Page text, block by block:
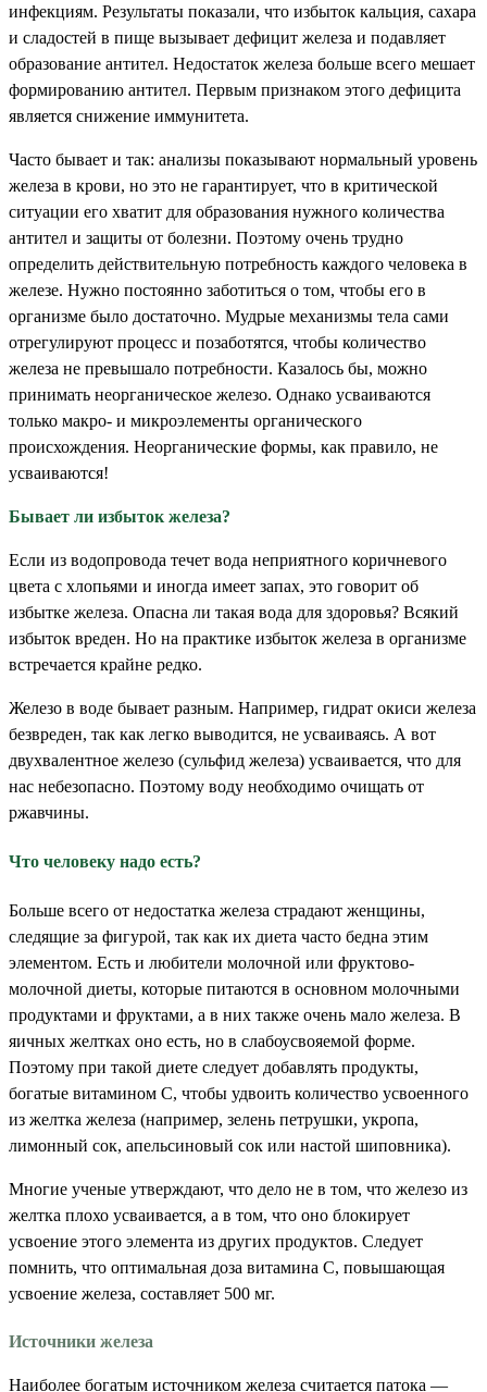
инфекциям. Результаты показали, что избыток кальция, сахара
и сладостей в пище вызывает дефицит железа и подавляет
образование антител. Недостаток железа больше всего мешает
формированию антител. Первым признаком этого дефицита
является снижение иммунитета.
Часто бывает и так: анализы показывают нормальный уровень
железа в крови, но это не гарантирует, что в критической
ситуации его хватит для образования нужного количества
антител и защиты от болезни. Поэтому очень трудно
определить действительную потребность каждого человека в
железе. Нужно постоянно заботиться о том, чтобы его в
организме было достаточно. Мудрые механизмы тела сами
отрегулируют процесс и позаботятся, чтобы количество
железа не превышало потребности. Казалось бы, можно
принимать неорганическое железо. Однако усваиваются
только макро- и микроэлементы органического
происхождения. Неорганические формы, как правило, не
усваиваются!
Бывает ли избыток железа?
Если из водопровода течет вода неприятного коричневого
цвета с хлопьями и иногда имеет запах, это говорит об
избытке железа. Опасна ли такая вода для здоровья? Всякий
избыток вреден. Но на практике избыток железа в организме
встречается крайне редко.
Железо в воде бывает разным. Например, гидрат окиси железа
безвреден, так как легко выводится, не усваиваясь. А вот
двухвалентное железо (сульфид железа) усваивается, что для
нас небезопасно. Поэтому воду необходимо очищать от
ржавчины.
Что человеку надо есть?
Больше всего от недостатка железа страдают женщины,
следящие за фигурой, так как их диета часто бедна этим
элементом. Есть и любители молочной или фруктово-
молочной диеты, которые питаются в основном молочными
продуктами и фруктами, а в них также очень мало железа. В
яичных желтках оно есть, но в слабоусвояемой форме.
Поэтому при такой диете следует добавлять продукты,
богатые витамином С, чтобы удвоить количество усвоенного
из желтка железа (например, зелень петрушки, укропа,
лимонный сок, апельсиновый сок или настой шиповника).
Многие ученые утверждают, что дело не в том, что железо из
желтка плохо усваивается, а в том, что оно блокирует
усвоение этого элемента из других продуктов. Следует
помнить, что оптимальная доза витамина С, повышающая
усвоение железа, составляет 500 мг.
Источники железа
Наиболее богатым источником железа считается патока —